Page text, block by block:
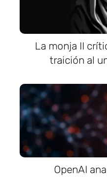
La monja II
traición al
OpenAI